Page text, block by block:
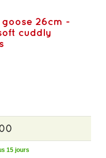
26cm -
cuddly
15 jours